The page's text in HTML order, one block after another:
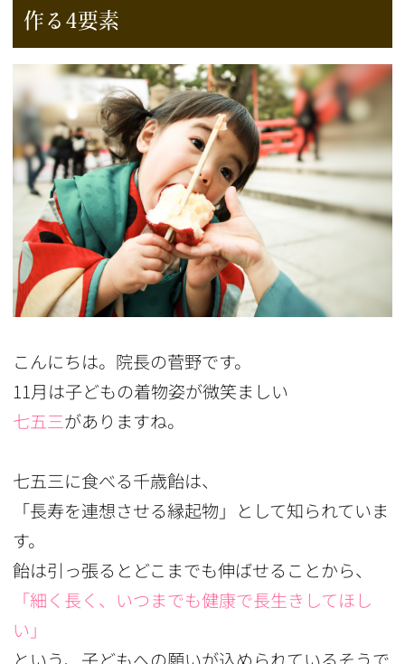
作る4要素
こんにちは。院長の菅野です。
11月は子どもの着物姿が微笑ましい
七五三がありますね。
七五三に食べる千歳飴は、
「長寿を連想させる縁起物」として知られていま
す。
飴は引っ張るとどこまでも伸ばせることから、
「細く長く、いつまでも健康で長生きしてほし
い」